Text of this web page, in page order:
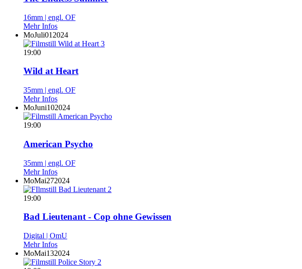
16mm | engl. OF
Mehr Infos
MoJuli01 2024
19:00
Wild at Heart
35mm | engl. OF
Mehr Infos
MoJuni102024
19:00
American Psycho
35mm | engl. OF
Mehr Infos
MoMai272024
19:00
Bad Lieutenant - Cop ohne Gewissen
Digital | OmU
Mehr Infos
MoMai132024